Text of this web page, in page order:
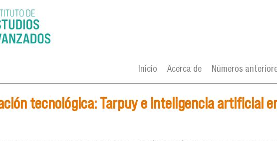
Inicio Acerca de Números
tecnológica: Tarpuy e inteligencia artificial